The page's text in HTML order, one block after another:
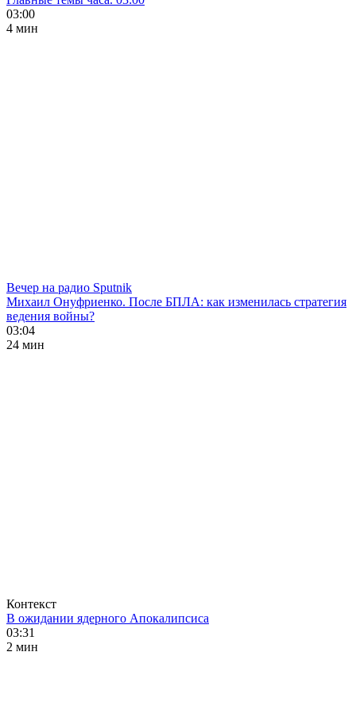
03:00
4 мин
Вечер на радио Sputnik
Михаил Онуфриенко. После БПЛА: как изменилась стратегия
ведения войны?
03:04
24 мин
Контекст
В ожидании ядерного Апокалипсиса
03:31
2 мин